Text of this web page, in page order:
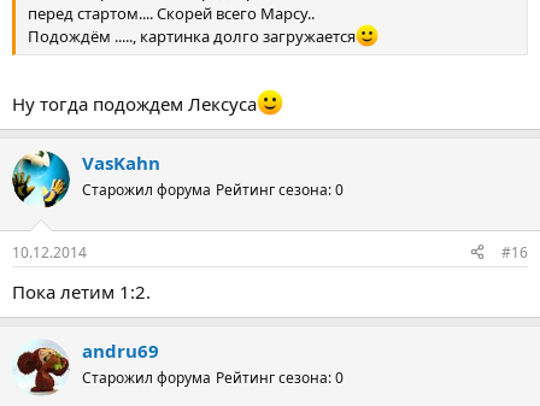
перед стартом.... Скорей всего Марсу..
Подождём ....., картинка долго загружается
Ну тогда подождем Лексуса
VasKahn
Старожил форума Рейтинг сезона: 0
10.12.2014 #16
Пока летим 1:2.
andru69
Старожил форума Рейтинг сезона: 0